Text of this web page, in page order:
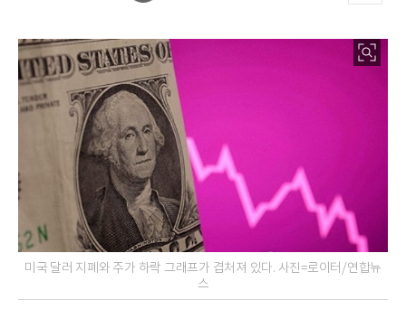
미국 달러 지폐와 주가 하락 그래프가 겹처져 있다. 사진=로이터/연합뉴
스